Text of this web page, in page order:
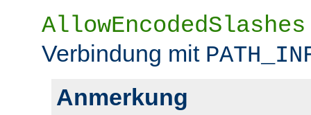
AllowEncodedSlashes
Verbindung mit
Anmerkung